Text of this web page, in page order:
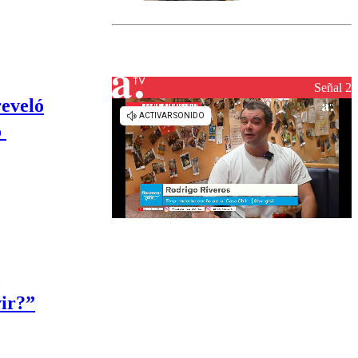
el fin de la
reconstrucciónSeñal 2